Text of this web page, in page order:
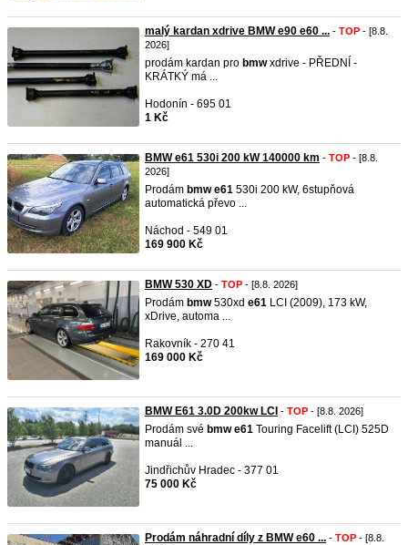
malý kardan xdrive BMW e90 e60 ... - TOP - [8.8.
2026]
prodám kardan pro bmwxdrive - PŘEDNÍ -
KRÁTKÝ má ...
Hodonín - 695 01
1 Kč
BMW e61 530i 200 kW 140000 km - TOP - [8.8.
2026]
Prodám bmw e61 530i 200 kW, 6stupňová
automatická převo ...
Náchod - 549 01
169 900 Kč
BMW 530 XD - TOP - [8.8. 2026]
Prodám bmw530xd e61 LCI (2009), 173 kW,
xDrive, automa ...
Rakovník - 270 41
169 000 Kč
BMW E61 3.0D 200kw LCI - TOP - [8.8. 2026]
Prodám své bmw e61 Touring Facelift (LCI) 525D
manuál ...
Jindřichův Hradec - 377 01
75 000 Kč
Prodám náhradní díly z BMW e60 ... - TOP - [8.8.